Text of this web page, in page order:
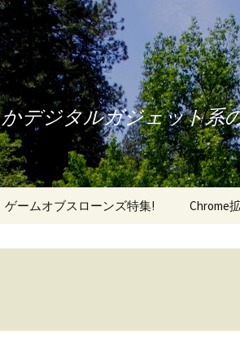
デジタルガジェット系
ゲームオブスローンズ特集! Chrome